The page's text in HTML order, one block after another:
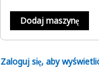
Dodaj maszynę
Zaloguj się, aby